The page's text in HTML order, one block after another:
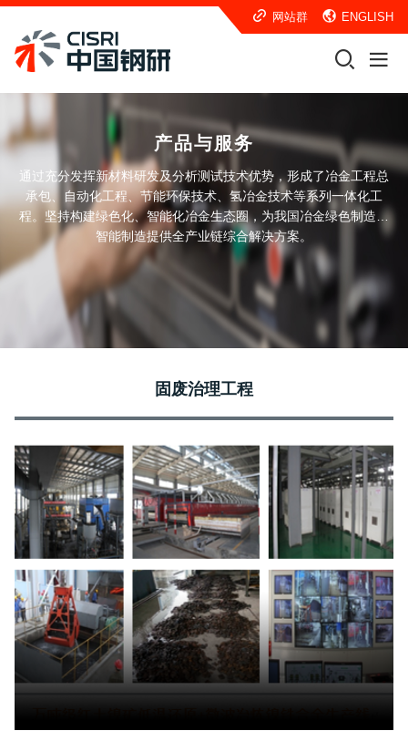
网站群 ENGLISH
产品与服务
通过充分发挥新材料研发及分析测试技术优势，形成了冶金工程总
承包、自动化工程、节能环保技术、氢冶金技术等系列一体化工
程。坚持构建绿色化、智能化冶金生态圈，为我国冶金绿色制造、
智能制造提供全产业链综合解决方案。
固废治理工程